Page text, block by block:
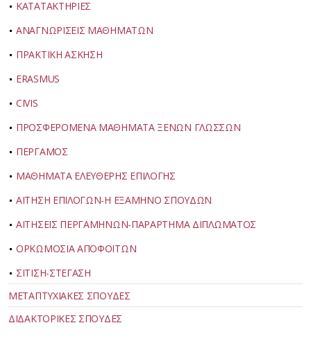
ΚΑΤΑΤΑΚΤΗΡΙΕΣ
ΑΝΑΓΝΩΡΙΣΕΙΣ ΜΑΘΗΜΑΤΩΝ
ΠΡΑΚΤΙΚΗ ΑΣΚΗΣΗ
ERASMUS
CIVIS
ΠΡΟΣΦΕΡΟΜΕΝΑ ΜΑΘΗΜΑΤΑ ΞΕΝΩΝ ΓΛΩΣΣΩΝ
ΠΕΡΓΑΜΟΣ
ΜΑΘΗΜΑΤΑ ΕΛΕΥΘΕΡΗΣ ΕΠΙΛΟΓΗΣ
ΑΙΤΗΣΗ ΕΠΙΛΟΓΩΝ-Η ΕΞΑΜΗΝΟ ΣΠΟΥΔΩΝ
ΑΙΤΗΣΕΙΣ ΠΕΡΓΑΜΗΝΩΝ-ΠΑΡΑΡΤΗΜΑ ΔΙΠΛΩΜΑΤΟΣ
ΟΡΚΩΜΟΣΙΑ ΑΠΟΦΟΙΤΩΝ
ΣΙΤΙΣΗ-ΣΤΕΓΑΣΗ
ΜΕΤΑΠΤΥΧΙΑΚΕΣ ΣΠΟΥΔΕΣ
ΔΙΔΑΚΤΟΡΙΚΕΣ ΣΠΟΥΔΕΣ